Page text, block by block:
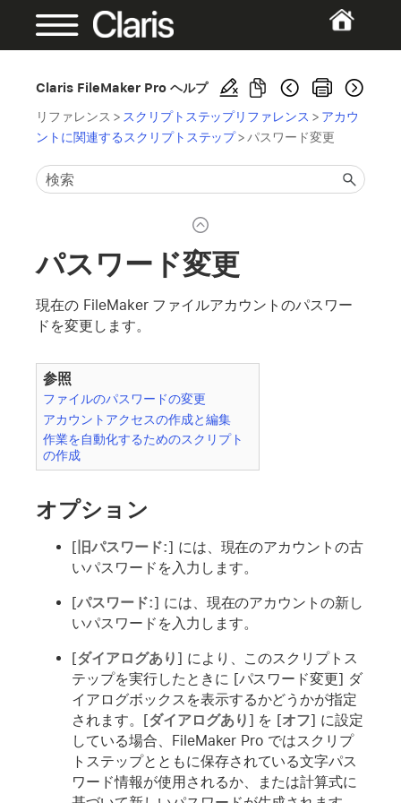
Claris FileMaker Pro ヘルプ
リファレンス > スクリプトステップリファレンス > アカウ
ントに関連するスクリプトステップ>パスワード変更
パスワード変更
現在の FileMaker ファイルアカウントのパスワー
ドを変更します。
参照
ファイルのパスワードの変更
アカウントアクセスの作成と編集
作業を自動化するためのスクリプト
の作成
オプション
[ 旧パスワード:] には、現在のアカウントの古
いパスワードを入力します。
[パスワード:] には、現在のアカウントの新し
いパスワードを入力します。
[ダイアログあり ] により、このスクリプトス
テップを実行したときに [パスワード変更] ダ
イアログボックスを表示するかどうかが指定
されます。[ダイアログあり ] を [オフ] に設定
している場合、FileMaker Pro ではスクリプ
トステップとともに保存されている文字パス
ワード情報が使用されるか、または計算式に